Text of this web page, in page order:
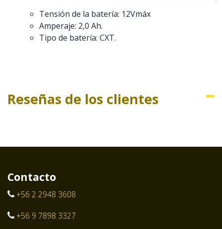
Tensión de la batería: 12Vmáx
Amperaje: 2,0 Ah.
Tipo de batería: CXT.
Reseñas de los clientes
Contacto
+56 2 2948 3608
+56 9 7898 3327